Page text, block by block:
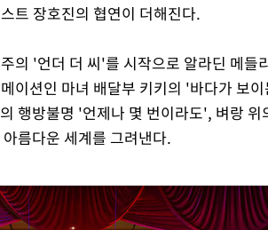
트 장호진의 협연이 더해진다.
의 '언더 더 씨'를 시작으로 알라딘 메들
이션인 마녀 배달부 키키의 '바다가 보
행방불명 '언제나 몇 번이라도', 벼랑
름다운 세계를 그려낸다.